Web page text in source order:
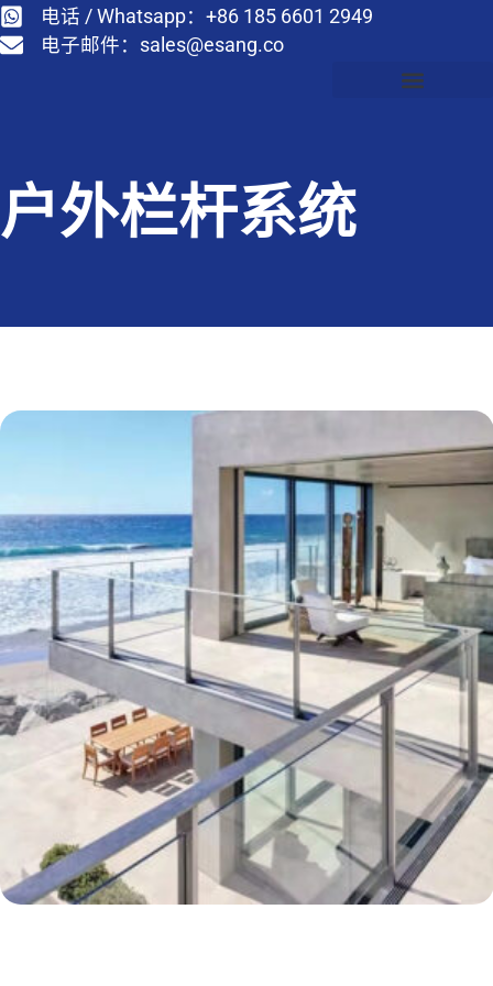
电话 / Whatsapp：+86 185 6601 2949
电子邮件： sales@esang.co
户外栏杆系统